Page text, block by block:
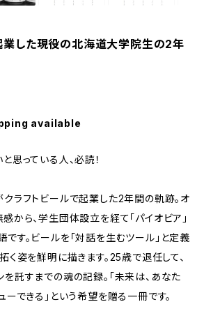
業した現役の北海道大学院生の2年
available
思っている人、必読！
ラフトビールで起業した2年間の軌跡。オ
から、学生団体設立を経て「パイオビア」
す。ビールを「対話を生むツール」と定義
く姿を鮮明に描きます。25歳で退任して、
託すまでの魂の記録。「未来は、あなた
ーできる」という希望を贈る一冊です。